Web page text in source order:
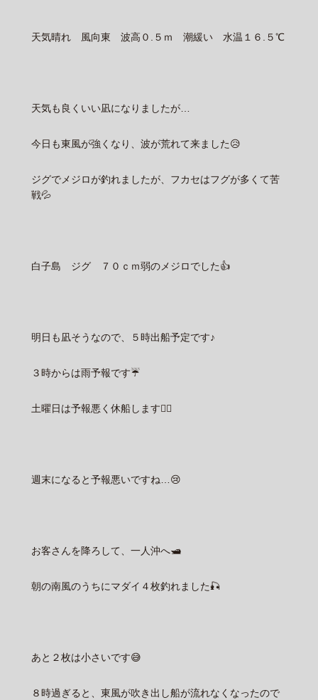
天気晴れ 風向東 波高０.５ｍ 潮緩い 水温１６.５℃
天気も良くいい凪になりましたが…
今日も東風が強くなり、波が荒れて来ました😥
ジグでメジロが釣れましたが、フカセはフグが多くて苦
戦💦
白子島 ジグ ７０ｃｍ弱のメジロでした👍
明日も凪そうなので、５時出船予定です♪
３時からは雨予報です☔
土曜日は予報悪く休船します🙇‍♂️
週末になると予報悪いですね…😢
お客さんを降ろして、一人沖へ🛥️
朝の南風のうちにマダイ４枚釣れました🎣
あと２枚は小さいです😅
８時過ぎると、東風が吹き出し船が流れなくなったので